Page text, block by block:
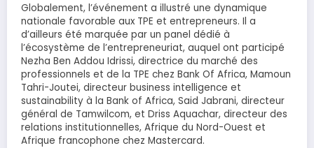
Globalement, l’événement a illustré une dynamique
nationale favorable aux TPE et entrepreneurs. Il a
d’ailleurs été marquée par un panel dédié à
l’écosystème de l’entrepreneuriat, auquel ont participé
Nezha Ben Addou Idrissi, directrice du marché des
professionnels et de la TPE chez Bank Of Africa, Mamoun
Tahri-Joutei, directeur business intelligence et
sustainability à la Bank of Africa, Said Jabrani, directeur
général de Tamwilcom, et Driss Aquachar, directeur des
relations institutionnelles, Afrique du Nord-Ouest et
Afrique francophone chez Mastercard.